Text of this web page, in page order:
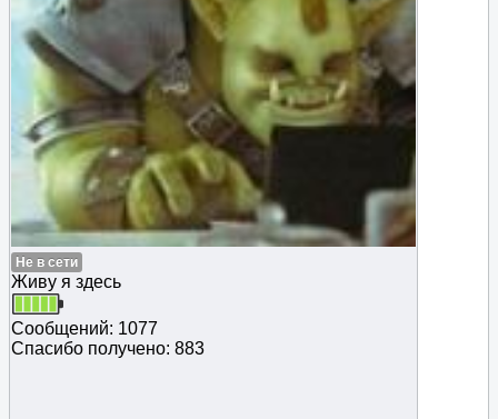
Не в сети
Живу я здесь
Сообщений: 1077
Спасибо получено: 883